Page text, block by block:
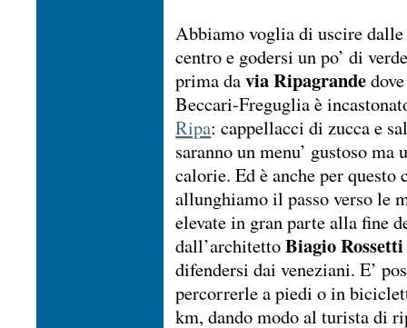
Abbiamo voglia di uscire
centro e godersi un po’ di
prima davia Ripagrande
Beccari-Freguglia è
Ripa: cappellacci di zucca e
saranno un menu’ gustoso ma
calorie. Ed è anche per questo
allunghiamo il passo verso le
elevate in gran parte alla fine
dall’architettoBiagio Rossetti
difendersi dai veneziani. E’
percorrerle a piedi o in
km, dando modo al turista di